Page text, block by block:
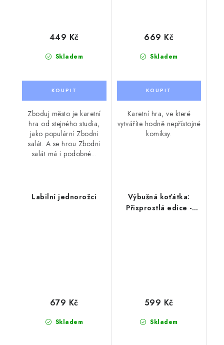
Skladem
449 Kč
Zboduj město je karetní
hra od stejného studia,
jako populární Zbodni
salát. A se hrou Zbodni
salát má i podobné...
Skladem
669 Kč
Karetní hra, ve které
vytváříte hodně nepřístojné
komiksy.
Labilní jednorožci
Skladem
679 Kč
Výbušná koťátka:
Přisprostlá edice -
Skladem
599 Kč